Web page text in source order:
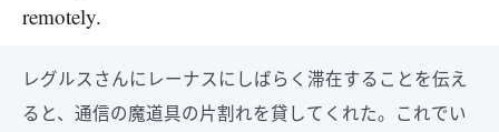
remotely.
レグルスさんにレーナスにしばらく滞在することを伝え
ると、通信の魔道具の片割れを貸してくれた。これでい